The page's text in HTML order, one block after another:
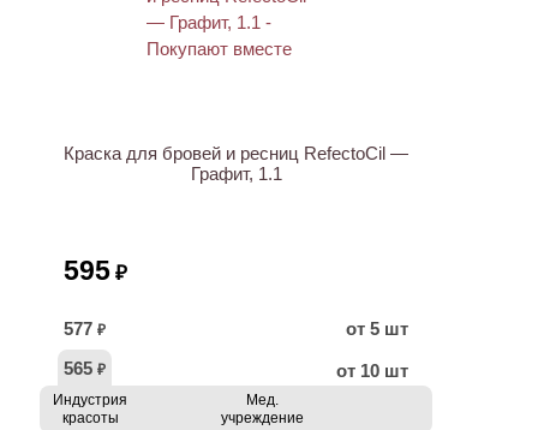
Краска для бровей и ресниц RefectoCil —
Графит, 1.1
595 ₽
577 ₽
от 5 шт
565 ₽ от 10 шт
Индустрия
красоты
Мед.
учреждение